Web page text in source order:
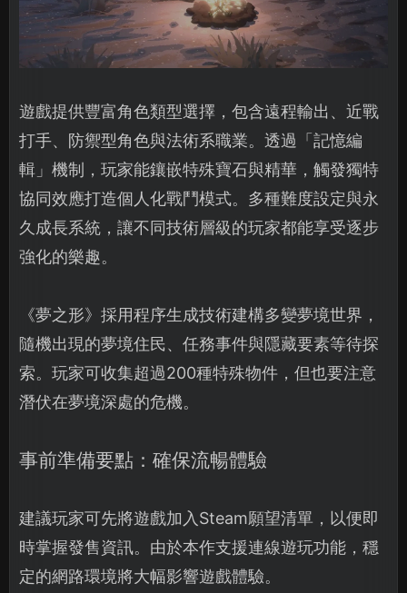
遊戲提供豐富角色類型選擇，包含遠程輸出、近戰
打手、防禦型角色與法術系職業。透過「記憶編
輯」機制，玩家能鑲嵌特殊寶石與精華，觸發獨特
協同效應打造個人化戰鬥模式。多種難度設定與永
久成長系統，讓不同技術層級的玩家都能享受逐步
強化的樂趣。
《夢之形》採用程序生成技術建構多變夢境世界，
隨機出現的夢境住民、任務事件與隱藏要素等待探
索。玩家可收集超過200種特殊物件，但也要注意
潛伏在夢境深處的危機。
事前準備要點：確保流暢體驗
建議玩家可先將遊戲加入Steam願望清單，以便即
時掌握發售資訊。由於本作支援連線遊玩功能，穩
定的網路環境將大幅影響遊戲體驗。